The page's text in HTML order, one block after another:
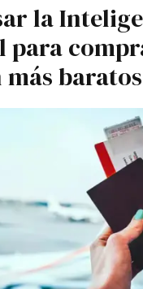
la
baratos